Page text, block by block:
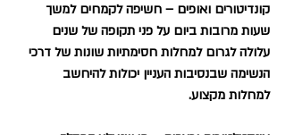
קונדיטורים ואופים – חשיפה לקמחים למשך
שעות מרובות ביום על פני תקופה של שנים
עלולה לגרום למחלות חסימתיות שונות של דרכי
הנשימה שבנסיבות העניין יכולות להיחשב
למחלות מקצוע.